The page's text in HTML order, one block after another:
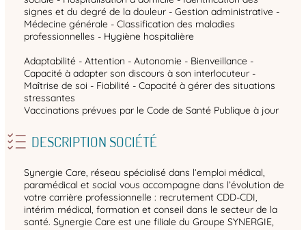
signes et du degré de la douleur - Gestion administrative -
Médecine générale - Classification des maladies
professionnelles - Hygiène hospitalière
Adaptabilité - Attention - Autonomie - Bienveillance -
Capacité à adapter son discours à son interlocuteur -
Maîtrise de soi - Fiabilité - Capacité à gérer des situations
stressantes
Vaccinations prévues par le Code de Santé Publique à jour
DESCRIPTION SOCIÉTÉ
Synergie Care, réseau spécialisé dans l’emploi médical,
paramédical et social vous accompagne dans l’évolution de
votre carrière professionnelle : recrutement CDD-CDI,
intérim médical, formation et conseil dans le secteur de la
santé. Synergie Care est une filiale du Groupe SYNERGIE,